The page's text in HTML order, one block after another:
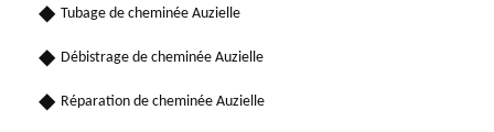
Tubage de cheminée Auzielle
Débistrage de cheminée Auzielle
Réparation de cheminée Auzielle